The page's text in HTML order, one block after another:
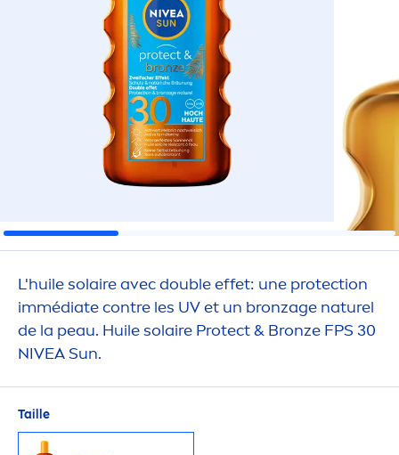
L'huile solaire avec double effet: une protection
immédiate contre les UV et un bronzage naturel
de la peau. Huile solaire Protect& Bronze FPS 30
NIVEASun.
Taille